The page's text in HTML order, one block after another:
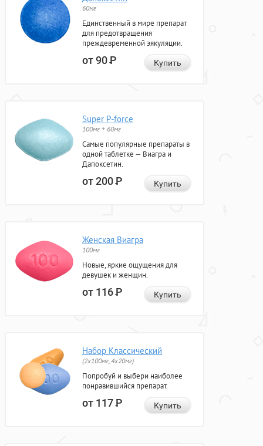
60мг
Единственный в мире препарат
для предотвращения
преждевременной эякуляции.
от 90Р Купить
Super P-force
100мг + 60мг
Самые популярные препараты в
одной таблетке — Виагра и
Дапоксетин.
от 200Р Купить
Женская Виагра
100мг
Новые, яркие ощущения для
девушек и женщин.
от 116Р Купить
Набор Классический
(2x100мг, 4x20мг)
Попробуй и выбери наиболее
понравившийся препарат.
от 117Р Купить